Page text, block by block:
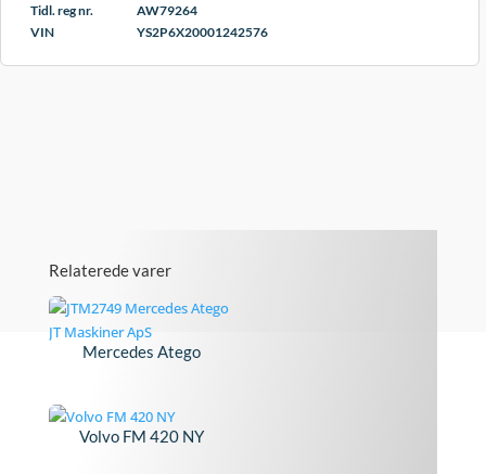
Tidl. reg nr.
AW79264
VIN
YS2P6X20001242576
Relaterede varer
Mercedes Atego
Volvo FM 420 NY